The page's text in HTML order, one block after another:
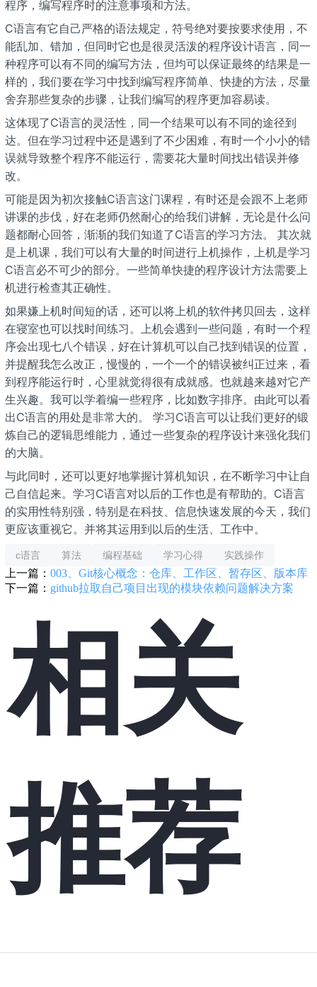
程序，编写程序时的注意事项和方法。
C语言有它自己严格的语法规定，符号绝对要按要求使用，不
能乱加、错加，但同时它也是很灵活泼的程序设计语言，同一
种程序可以有不同的编写方法，但均可以保证最终的结果是一
样的，我们要在学习中找到编写程序简单、快捷的方法，尽量
舍弃那些复杂的步骤，让我们编写的程序更加容易读。
这体现了C语言的灵活性，同一个结果可以有不同的途径到
达。但在学习过程中还是遇到了不少困难，有时一个小小的错
误就导致整个程序不能运行，需要花大量时间找出错误并修
改。
可能是因为初次接触C语言这门课程，有时还是会跟不上老师
讲课的步伐，好在老师仍然耐心的给我们讲解，无论是什么问
题都耐心回答，渐渐的我们知道了C语言的学习方法。 其次就
是上机课，我们可以有大量的时间进行上机操作，上机是学习
C语言必不可少的部分。一些简单快捷的程序设计方法需要上
机进行检查其正确性。
如果嫌上机时间短的话，还可以将上机的软件拷贝回去，这样
在寝室也可以找时间练习。上机会遇到一些问题，有时一个程
序会出现七八个错误，好在计算机可以自己找到错误的位置，
并提醒我怎么改正，慢慢的，一个一个的错误被纠正过来，看
到程序能运行时，心里就觉得很有成就感。也就越来越对它产
生兴趣。我可以学着编一些程序，比如数字排序。由此可以看
出C语言的用处是非常大的。 学习C语言可以让我们更好的锻
炼自己的逻辑思维能力，通过一些复杂的程序设计来强化我们
的大脑。
与此同时，还可以更好地掌握计算机知识，在不断学习中让自
己自信起来。学习C语言对以后的工作也是有帮助的。C语言
的实用性特别强，特别是在科技、信息快速发展的今天，我们
更应该重视它。并将其运用到以后的生活、工作中。
c语言 算法 编程基础 学习心得 实践操作
上一篇： 003、Git核心概念：仓库、工作区、暂存区、版本库
下一篇： github拉取自己项目出现的模块依赖问题解决方案
相关
推荐